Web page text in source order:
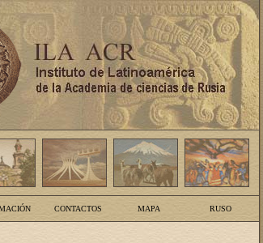
CONTACTOS MAPA RUSO